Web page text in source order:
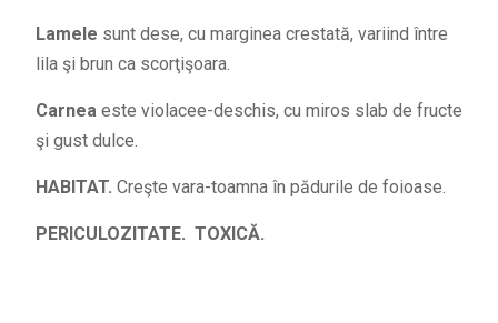
Lamele sunt dese, cu marginea crestată, variind între
lila şi brun ca scorţişoara.
Carnea este violacee-deschis, cu miros slab de fructe
şi gust dulce.
HABITAT. Creşte vara-toamna în pădurile de foioase.
PERICULOZITATE. TOXICĂ.